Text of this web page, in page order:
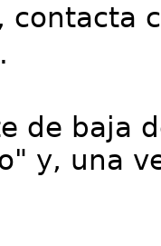
contacta
.
de baja
y, una